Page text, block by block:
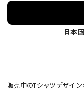
日本
販売中のTシャツデザイ